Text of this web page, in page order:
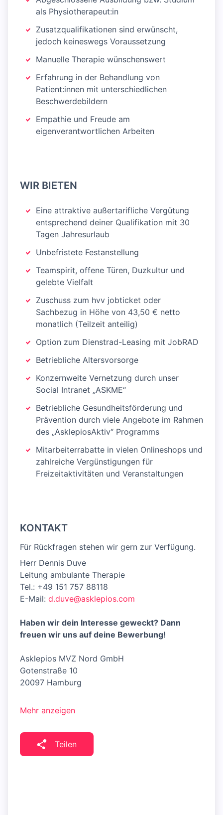
als Physiotherapeut:in
Zusatzqualifikationen sind erwünscht,
jedoch keineswegs Voraussetzung
Manuelle Therapie wünschenswert
Erfahrung in der Behandlung von
Patient:innen mit unterschiedlichen
Beschwerdebildern
Empathie und Freude am
eigenverantwortlichen Arbeiten
WIR BIETEN
Eine attraktive außertarifliche Vergütung
entsprechend deiner Qualifikation mit 30
Tagen Jahresurlaub
Unbefristete Festanstellung
Teamspirit, offene Türen, Duzkultur und
gelebte Vielfalt
Zuschuss zum hvv jobticket oder
Sachbezug in Höhe von 43,50 € netto
monatlich (Teilzeit anteilig)
Option zum Dienstrad-Leasing mit JobRAD
Betriebliche Altersvorsorge
Konzernweite Vernetzung durch unser
Social Intranet „ASKME“
Betriebliche Gesundheitsförderung und
Prävention durch viele Angebote im Rahmen
des „AsklepiosAktiv“ Programms
Mitarbeiterrabatte in vielen Onlineshops und
zahlreiche Vergünstigungen für
Freizeitaktivitäten und Veranstaltungen
KONTAKT
Für Rückfragen stehen wir gern zur Verfügung.
Herr Dennis Duve
Leitung ambulante Therapie
Tel.: +49 151 757 88118
E-Mail: d.duve@asklepios.com
Haben wir dein Interesse geweckt? Dann
freuen wir uns auf deine Bewerbung!
Asklepios MVZ Nord GmbH
Gotenstraße 10
20097 Hamburg
Mehr anzeigen
Teilen